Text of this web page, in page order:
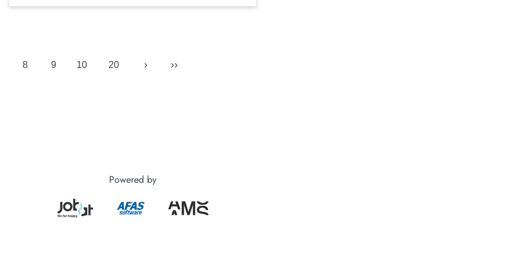
8 9 10 20 › ››
Powered by